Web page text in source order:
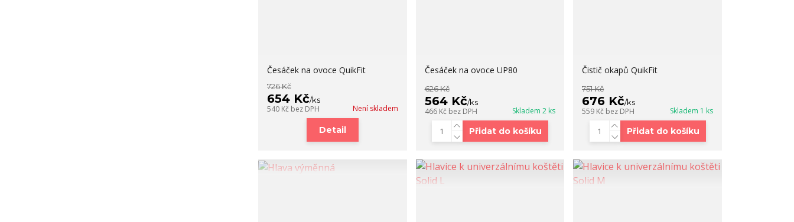
Česáček na ovoce QuikFit
726 Kč
654 Kč/ks
540 Kč bez DPH Není skladem
Detail
Česáček na ovoce UP80
626 Kč
564 Kč/ks
466 Kč bez DPH Skladem 2 ks
Přidat do košíku
Čistič okapů QuikFit
751 Kč
676 Kč/ks
559 Kč bez DPH Skladem 1 ks
Přidat do košíku